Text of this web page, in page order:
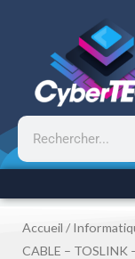
Rechercher
Accueil /
CABLE – TOSLINK